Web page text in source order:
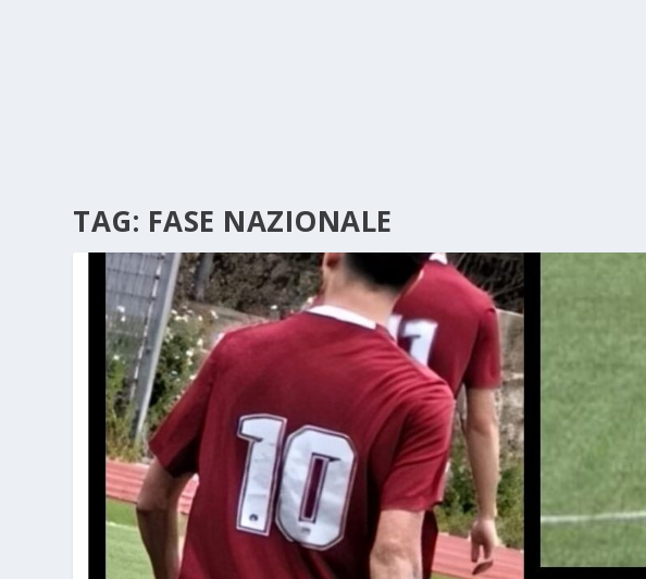
TAG: FASE NAZIONALE